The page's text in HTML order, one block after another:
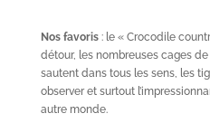
Nos favoris: le « Crocodile
détour, les nombreuses cages
sautent dans tous les sens, les
observer et surtout
autre monde.